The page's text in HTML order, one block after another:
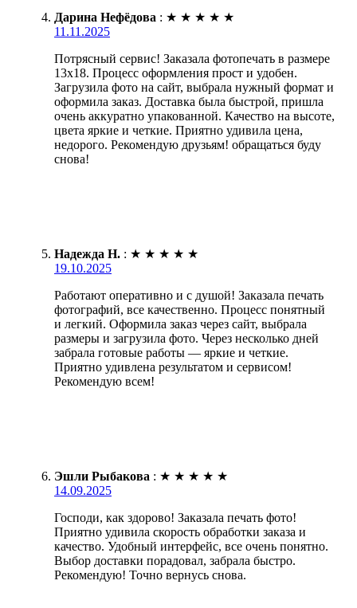
Дарина Нефёдова : ★ ★ ★ ★ ★
11.11.2025
Потрясный сервис! Заказала фотопечать в размере
13х18. Процесс оформления прост и удобен.
Загрузила фото на сайт, выбрала нужный формат и
оформила заказ. Доставка была быстрой, пришла
очень аккуратно упакованной. Качество на высоте,
цвета яркие и четкие. Приятно удивила цена,
недорого. Рекомендую друзьям! обращаться буду
снова!
Надежда Н. : ★ ★ ★ ★ ★
19.10.2025
Работают оперативно и с душой! Заказала печать
фотографий, все качественно. Процесс понятный
и легкий. Оформила заказ через сайт, выбрала
размеры и загрузила фото. Через несколько дней
забрала готовые работы — яркие и четкие.
Приятно удивлена результатом и сервисом!
Рекомендую всем!
Эшли Рыбакова : ★ ★ ★ ★ ★
14.09.2025
Господи, как здорово! Заказала печать фото!
Приятно удивила скорость обработки заказа и
качество. Удобный интерфейс, все очень понятно.
Выбор доставки порадовал, забрала быстро.
Рекомендую! Точно вернусь снова.